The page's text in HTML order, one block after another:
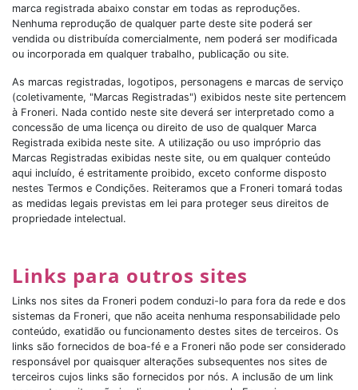
marca registrada abaixo constar em todas as reproduções.
Nenhuma reprodução de qualquer parte deste site poderá ser
vendida ou distribuída comercialmente, nem poderá ser modificada
ou incorporada em qualquer trabalho, publicação ou site.
As marcas registradas, logotipos, personagens e marcas de serviço
(coletivamente, "Marcas Registradas") exibidos neste site pertencem
à Froneri. Nada contido neste site deverá ser interpretado como a
concessão de uma licença ou direito de uso de qualquer Marca
Registrada exibida neste site. A utilização ou uso impróprio das
Marcas Registradas exibidas neste site, ou em qualquer conteúdo
aqui incluído, é estritamente proibido, exceto conforme disposto
nestes Termos e Condições. Reiteramos que a Froneri tomará todas
as medidas legais previstas em lei para proteger seus direitos de
propriedade intelectual.
Links para outros sites
Links nos sites da Froneri podem conduzi-lo para fora da rede e dos
sistemas da Froneri, que não aceita nenhuma responsabilidade pelo
conteúdo, exatidão ou funcionamento destes sites de terceiros. Os
links são fornecidos de boa-fé e a Froneri não pode ser considerado
responsável por quaisquer alterações subsequentes nos sites de
terceiros cujos links são fornecidos por nós. A inclusão de um link